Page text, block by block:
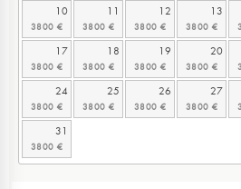
10 11 12 13
17 18 19 20
24 25 26 27
31